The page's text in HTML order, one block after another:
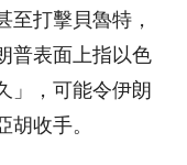
至打擊貝魯特，
普表面上指以色
」，可能令伊朗
收手。